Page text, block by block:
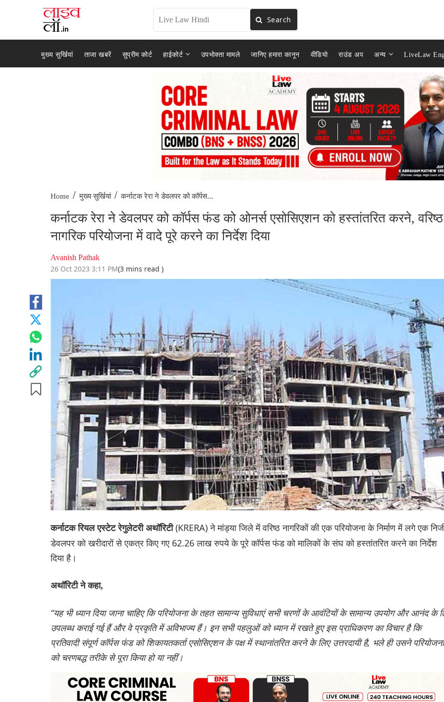
Search
मुख्य सुर्खियां ताजा खबरें सुप्रीम कोर्ट हाईकोर्ट उपभोक्ता मामले जानिए हमारा कानून वीडियो राउंड अप अन्य LiveLaw
Home / मुख्य सुर्खियां / कर्नाटक रेरा ने डेवलपर को कॉर्पस...
कर्नाटक रेरा ने डेवलपर को कॉर्पस फंड को ओनर्स एसोसिएशन को हस्तांतरित करने, वरिष्ठ
नागरिक परियोजना में वादे पूरे करने का निर्देश दिया
Avanish Pathak
26 Oct 2023 3:11 PM(3 mins read )
कर्नाटक रियल एस्टेट रेगुलेटरी अथॉरिटी (KRERA) ने मांड्या जिले में वरिष्ठ नागरिकों की एक परियोजना के निर्माण में लगे एक
डेवलपर को खरीदारों से एकत्र किए गए 62.26 लाख रुपये के पूरे कॉर्पस फंड को मालिकों के संघ को हस्तांतरित करने का निर्देश
दिया है।
अथॉरिटी ने कहा,
“यह भी ध्यान दिया जाना चाहिए कि परियोजना के तहत सामान्य सुविधाएं सभी चरणों के आवंटियों के सामान्य उपयोग और आनंद के
उपलब्ध कराई गई हैं और वे प्रकृति में अविभाज्य हैं। इन सभी पहलुओं को ध्यान में रखते हुए इस प्राधिकरण का विचार है कि
प्रतिवादी संपूर्ण कॉर्पस फंड को शिकायतकर्ता एसोसिएशन के पक्ष में स्थानांतरित करने के लिए उत्तरदायी है, भले ही उसने परियोजना
को चरणबद्ध तरीके से पूरा किया हो या नहीं।